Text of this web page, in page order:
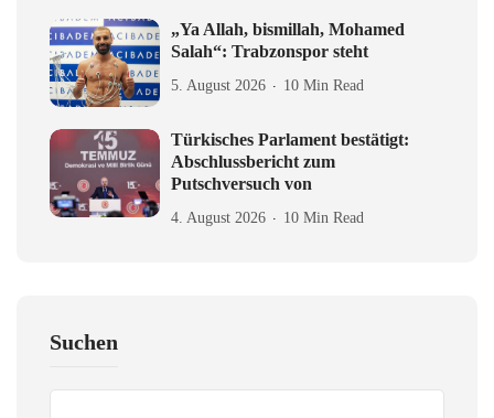
„Ya Allah, bismillah, Mohamed
Salah“: Trabzonspor steht
5. August 2026 10 Min Read
Türkisches Parlament bestätigt:
Abschlussbericht zum
Putschversuch von
4. August 2026 10 Min Read
Suchen